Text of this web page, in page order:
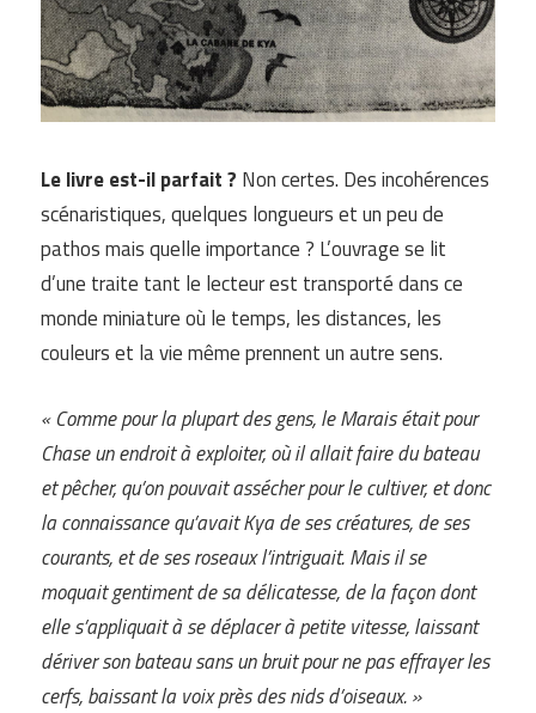
Le livre est-il parfait ? Non certes. Des incohérences
scénaristiques, quelques longueurs et un peu de
pathos mais quelle importance ? L’ouvrage se lit
d’une traite tant le lecteur est transporté dans ce
monde miniature où le temps, les distances, les
couleurs et la vie même prennent un autre sens.
« Comme pour la plupart des gens, le Marais était pour
Chase un endroit à exploiter, où il allait faire du bateau
et pêcher, qu’on pouvait assécher pour le cultiver, et donc
la connaissance qu’avait Kya de ses créatures, de ses
courants, et de ses roseaux l’intriguait. Mais il se
moquait gentiment de sa délicatesse, de la façon dont
elle s’appliquait à se déplacer à petite vitesse, laissant
dériver son bateau sans un bruit pour ne pas effrayer les
cerfs, baissant la voix près des nids d’oiseaux. »